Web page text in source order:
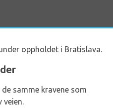
oppholdet i Bratislava.
samme kravene som
veien.